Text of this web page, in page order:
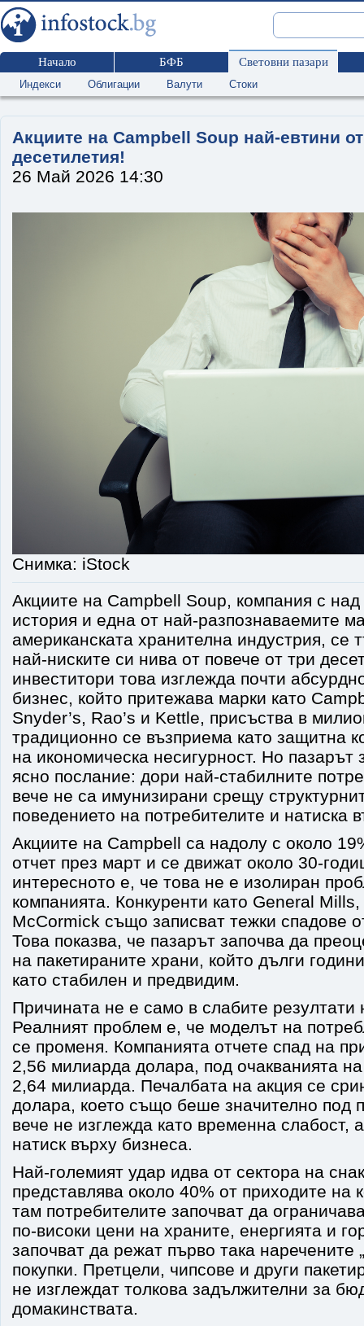
Начало БФБ Световни пазари
Индекси Облигации Валути Стоки
Акциите на Campbell Soup най-евтини
десетилетия!
26 Май 2026 14:30
Снимка: iStock
Акциите на Campbell Soup, компания с
история и една от най-разпознаваемите
американската хранителна индустрия, се
най-ниските си нива от повече от три
инвеститори това изглежда почти
бизнес, който притежава марки като
Snyder’s, Rao’s и Kettle, присъства в
традиционно се възприема като защитна
на икономическа несигурност. Но пазарът
ясно послание: дори най-стабилните
вече не са имунизирани срещу
поведението на потребителите и натиска
Акциите на Campbell са надолу с около
отчет през март и се движат около 30-
интересното е, че това не е изолиран
компанията. Конкуренти като General
McCormick също записват тежки спадове
Това показва, че пазарът започва да
на пакетираните храни, който дълги
като стабилен и предвидим.
Причината не е само в слабите резултати
Реалният проблем е, че моделът на
се променя. Компанията отчете спад на
2,56 милиарда долара, под очакванията
2,64 милиарда. Печалбата на акция се
долара, което също беше значително под
вече не изглежда като временна слабост,
натиск върху бизнеса.
Най-големият удар идва от сектора на
представлява около 40% от приходите на
там потребителите започват да
по-високи цени на храните, енергията и
започват да режат първо така наречените
покупки. Претцели, чипсове и други
не изглеждат толкова задължителни за
домакинствата.